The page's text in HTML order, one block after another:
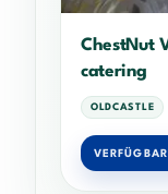
ChestNut
catering
OLDCASTLE